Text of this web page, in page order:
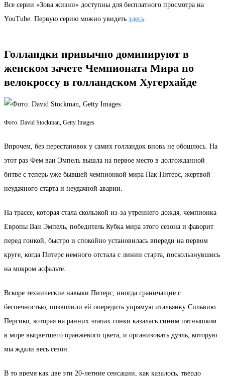
Все серии «Зова жизни» доступны для бесплатного просмотра на
YouTube. Первую серию можно увидеть здесь
Голландки привычно доминируют в
женском зачете Чемпионата Мира по
велокроссу в голландском Хугерхайде
Фото: David Stockman, Getty Images
Впрочем, без перестановок у самих голландок вновь не обошлось. На
этот раз Фем ван Эмпель вышла на первое место в долгожданной
битве с теперь уже бывшей чемпионкой мира Пак Питерс, жертвой
неудачного старта и неудачной аварии.
На трассе, которая стала скользкой из-за утреннего дождя, чемпионка
Европы Ван Эмпель, победитель Кубка мира этого сезона и фаворит
перед гонкой, быстро и спокойно установилась впереди на первом
круге, когда Питерс немного отстала с линии старта, поскользнувшись
на мокром асфальте.
Вскоре технические навыки Питерс, иногда граничащие с
беспечностью, позволили ей опередить упрямую итальянку Сильвию
Персико, которая на ранних этапах гонки казалась синим пятнышком
в море выцветшего оранжевого цвета, и организовать дуэль, которую
мы ждали весь сезон.
В то время как две эти 20-летние сенсации, как казалось, твердо